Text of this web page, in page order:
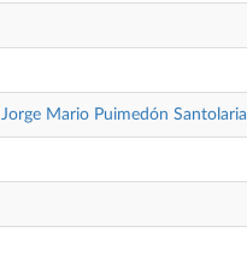
Jorge Mario Puimedón Santolaria